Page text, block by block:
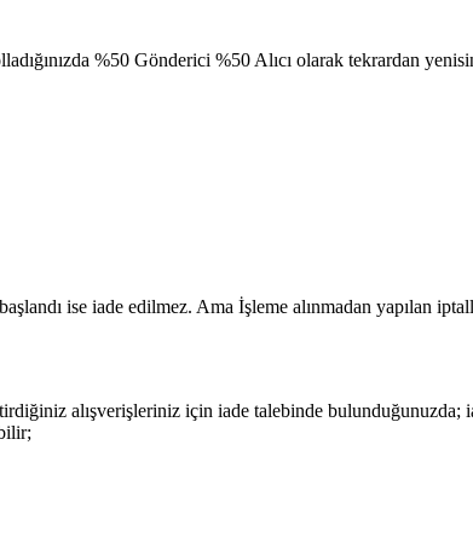
%50 Gönderici %50 Alıcı olarak tekrardan
ise iade edilmez. Ama İşleme alınmadan yapılan
alışverişleriniz için iade talebinde bulunduğunuzda;